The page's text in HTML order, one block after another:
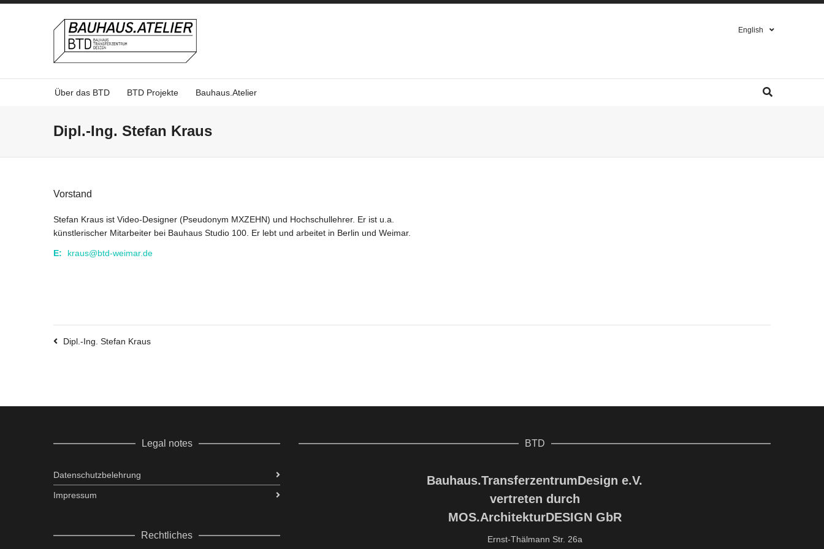
English
Über das BTD BTD Projekte Bauhaus.Atelier
Dipl.-Ing. Stefan Kraus
Vorstand
Stefan Kraus ist Video-Designer (Pseudonym MXZEHN) und Hochschullehrer. Er ist u.a.
künstlerischer Mitarbeiter bei Bauhaus Studio 100. Er lebt und arbeitet in Berlin und Weimar.
E: kraus@btd-weimar.de
Dipl.-Ing. Stefan Kraus
Legal notes
Datenschutzbelehrung
Impressum
Rechtliches
BTD
Bauhaus.TransferzentrumDesign e.V.
vertreten durch
MOS.ArchitekturDESIGN GbR
Ernst-Thälmann Str. 26a